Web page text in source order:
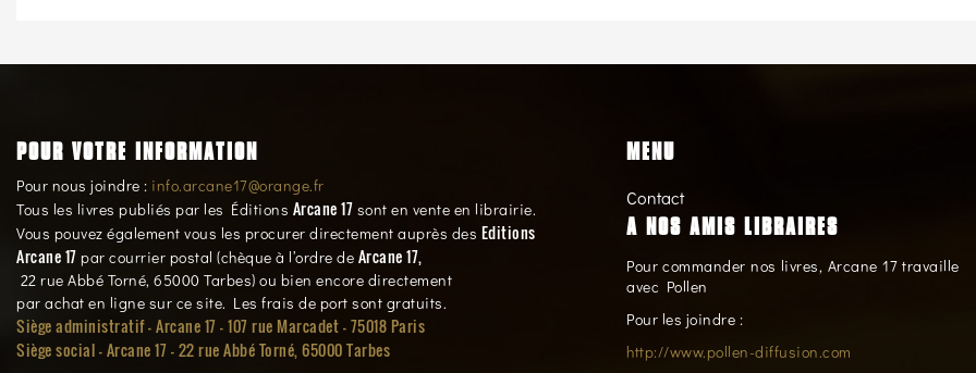
POUR VOTRE INFORMATION
Pour nous joindre : info.arcane17@orange.fr
Tous les livres publiés par les Éditions Arcane 17 sont en vente en librairie.
Vous pouvez également vous les procurer directement auprès des Editions
Arcane 17 par courrier postal (chèque à l’ordre de Arcane 17,
22 rue Abbé Torné, 65000 Tarbes) ou bien encore directement
par achat en ligne sur ce site. Les frais de port sont gratuits.
Siège administratif - Arcane 17 - 107 rue Marcadet - 75018 Paris
Siège social -Arcane 17 - 22 rue Abbé Torné, 65000 Tarbes
MENU
Contact
A NOS AMIS LIBRAIRES
Pour commander nos livres, Arcane 17 travaille
avec Pollen
Pour les joindre :
http://www.pollen-diffusion.com